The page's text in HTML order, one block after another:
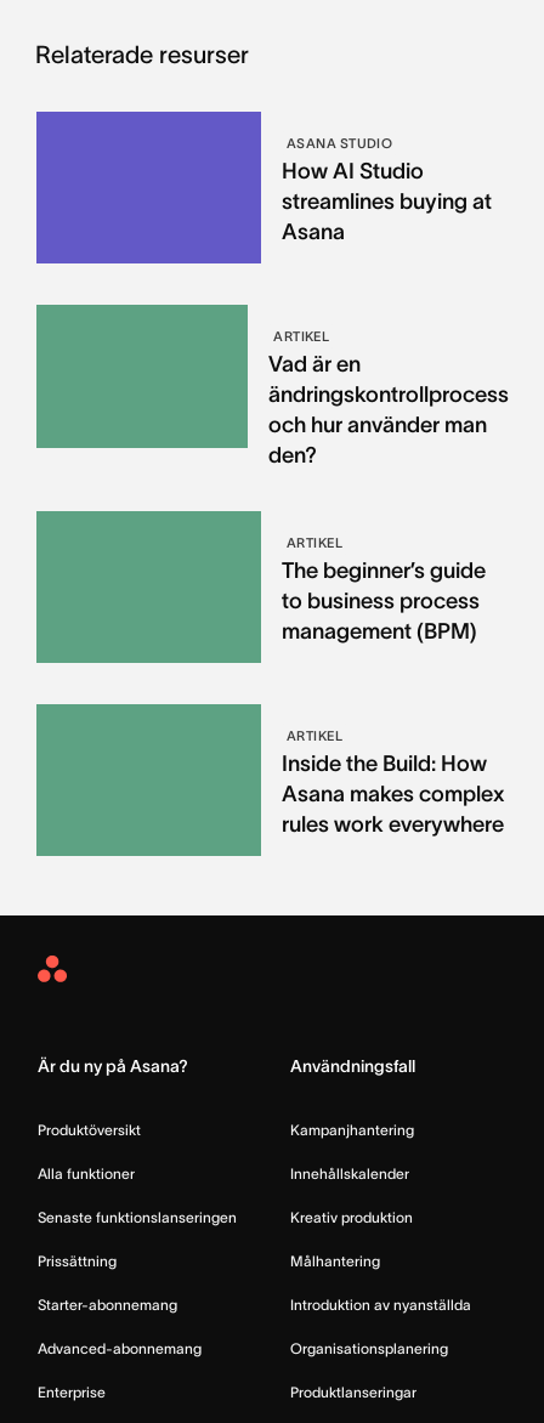
Relaterade resurser
ASANA STUDIO
How AI Studio
streamlines buying at
Asana
ARTIKEL
Vad är en
ändringskontrollprocess
och hur använder man
den?
ARTIKEL
The beginner’s guide
to business process
management (BPM)
ARTIKEL
Inside the Build: How
Asana makes complex
rules work everywhere
Asana
Är du ny på Asana?
Produktöversikt
Alla funktioner
Senaste funktionslanseringen
Prissättning
Starter-abonnemang
Advanced-abonnemang
Enterprise
Användningsfall
Kampanjhantering
Innehållskalender
Kreativ produktion
Målhantering
Introduktion av nyanställda
Organisationsplanering
Produktlanseringar